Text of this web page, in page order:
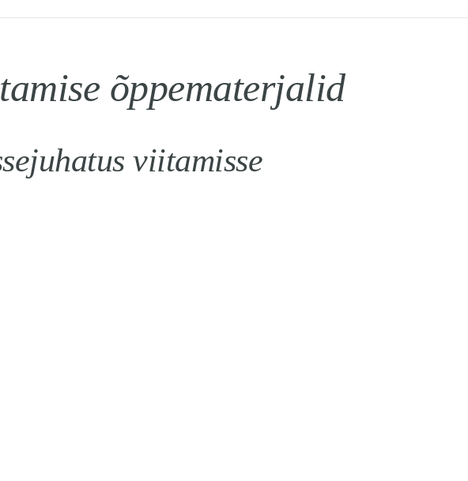
õppematerjalid
viitamisse